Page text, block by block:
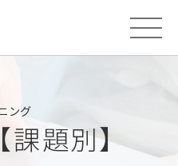
ング
課題別】